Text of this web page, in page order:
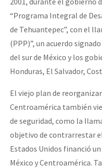
“Programa Integral de
de Tehuantepec”, con el
(PPP)”, un acuerdo
del sur de México y los
Honduras, El Salvador,
El viejo plan de
Centroamérica también
de seguridad, como la
objetivo de contrarrestar
Estados Unidos financió
México y Centroamérica.